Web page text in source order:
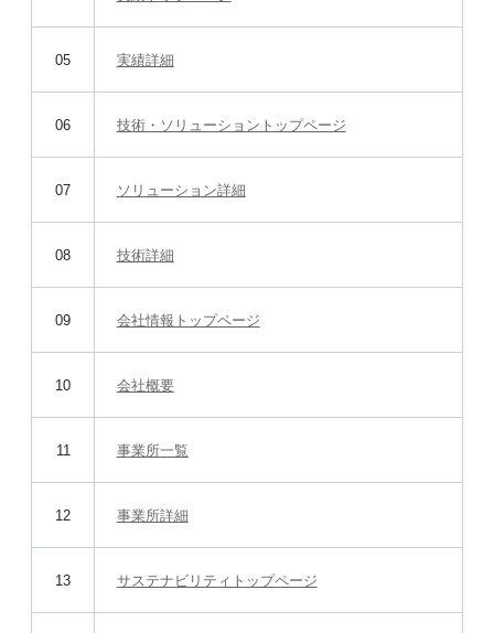
05 実績詳細
06 技術・ソリューショントップページ
07 ソリューション詳細
08 技術詳細
09 会社情報トップページ
10 会社概要
11 事業所一覧
12 事業所詳細
13 サステナビリティトップページ